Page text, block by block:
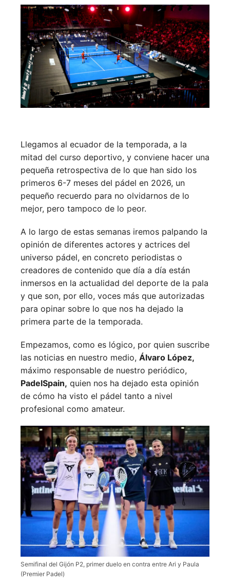
Llegamos al ecuador de la temporada, a la
mitad del curso deportivo, y conviene hacer una
pequeña retrospectiva de lo que han sido los
primeros 6-7 meses del pádel en 2026, un
pequeño recuerdo para no olvidarnos de lo
mejor, pero tampoco de lo peor.
A lo largo de estas semanas iremos palpando la
opinión de diferentes actores y actrices del
universo pádel, en concreto periodistas o
creadores de contenido que día a día están
inmersos en la actualidad del deporte de la pala
y que son, por ello, voces más que autorizadas
para opinar sobre lo que nos ha dejado la
primera parte de la temporada.
Empezamos, como es lógico, por quien suscribe
las noticias en nuestro medio, Álvaro López,
máximo responsable de nuestro periódico,
PadelSpain, quien nos ha dejado esta opinión
de cómo ha visto el pádel tanto a nivel
profesional como amateur.
Semifinal del Gijón P2, primer duelo en contra entre Ari y Paula
(Premier Padel)